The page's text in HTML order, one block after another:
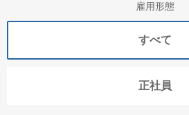
雇用形態
すべて
正社員